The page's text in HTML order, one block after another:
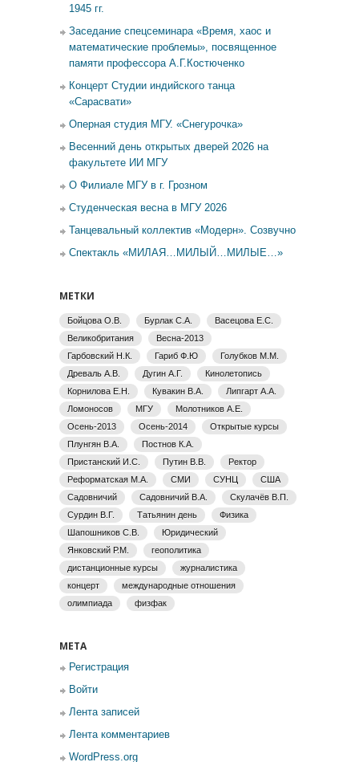
1945 гг.
Заседание спецсеминара «Время, хаос и
математические проблемы», посвященное
памяти профессора А.Г.Костюченко
Концерт Студии индийского танца
«Сарасвати»
Оперная студия МГУ. «Снегурочка»
Весенний день открытых дверей 2026 на
факультете ИИ МГУ
О Филиале МГУ в г. Грозном
Студенческая весна в МГУ 2026
Танцевальный коллектив «Модерн». Созвучно
Спектакль «МИЛАЯ…МИЛЫЙ…МИЛЫЕ…»
МЕТКИ
Бойцова О.В. Бурлак С.А.
Васецова Е.С.
Великобритания
Весна-2013
Гарбовский Н.К.
Гариб Ф.Ю
Голубков М.М.
Древаль А.В.
Дугин А.Г.
Кинолетопись
Корнилова Е.Н.
Кувакин В.А.
Липгарт А.А.
Ломоносов
МГУ
Молотников А.Е.
Осень-2013
Осень-2014
Открытые курсы
Плунгян В.А.
Постнов К.А.
Пристанский И.С.
Путин В.В.
Ректор
Реформатская М.А.
СМИ СУНЦ
США
Садовничий
Садовничий В.А.
Скулачёв В.П.
Сурдин В.Г.
Татьянин день
Физика
Шапошников С.В.
Юридический
Янковский Р.М.
геополитика
дистанционные курсы
журналистика
концерт
международные отношения
олимпиада
физфак
МЕТА
Регистрация
Войти
Лента записей
Лента комментариев
WordPress.org